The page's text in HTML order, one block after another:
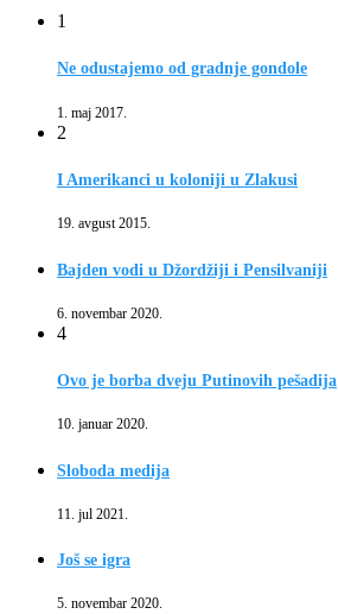
1
Ne odustajemo od gradnje gondole
1. maj 2017.
2
I Amerikanci u koloniji u Zlakusi
19. avgust 2015.
Bajden vodi u Džordžiji i Pensilvaniji
6. novembar 2020.
4
Ovo je borba dveju Putinovih pešadija
10. januar 2020.
Sloboda medija
11. jul 2021.
Još se igra
5. novembar 2020.